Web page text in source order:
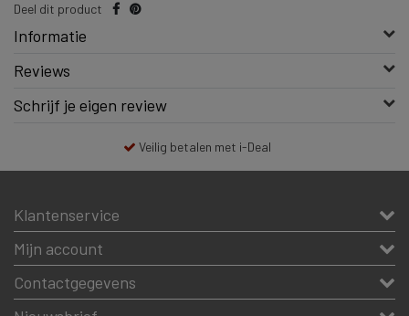
Deel dit product
Informatie
Reviews
Schrijf je eigen review
Veilig betalen met i-Deal
Klantenservice
Mijn account
Contactgegevens